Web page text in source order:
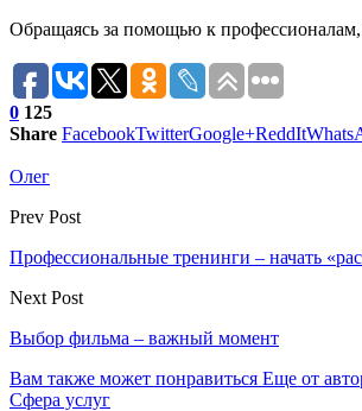
Обращаясь за помощью к профессионалам,
0 125
Share FacebookTwitterGoogle+ReddIt
Олег
Prev Post
Профессиональные тренинги – начать
Next Post
Выбор фильма – важный момент
Вам также может понравиться Еще от
Сфера услуг